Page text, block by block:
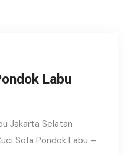
Labu
Jakarta Selatan
Sofa Pondok Labu –